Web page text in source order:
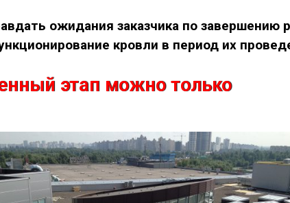
ожидания заказчика по завершению
кровли в период их
этап можно только